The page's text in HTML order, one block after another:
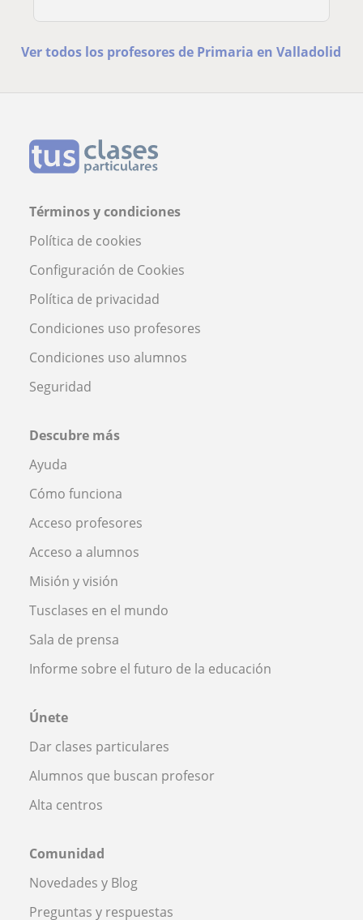
Ver todos los profesores de Primaria en Valladolid
Términos y condiciones
Política de cookies
Configuración de Cookies
Política de privacidad
Condiciones uso profesores
Condiciones uso alumnos
Seguridad
Descubre más
Ayuda
Cómo funciona
Acceso profesores
Acceso a alumnos
Misión y visión
Tusclases en el mundo
Sala de prensa
Informe sobre el futuro de la educación
Únete
Dar clases particulares
Alumnos que buscan profesor
Alta centros
Comunidad
Novedades y Blog
Preguntas y respuestas